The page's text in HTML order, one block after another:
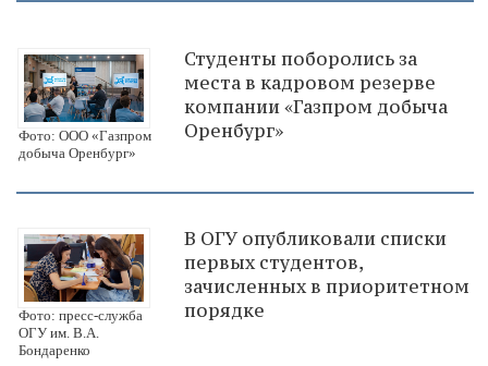
Фото: ООО «Газпром
добыча Оренбург»
Студенты поборолись за
места в кадровом резерве
компании «Газпром добыча
Оренбург»
Фото: пресс-служба
ОГУ им. В.А.
Бондаренко
В ОГУ опубликовали списки
первых студентов,
зачисленных в приоритетном
порядке